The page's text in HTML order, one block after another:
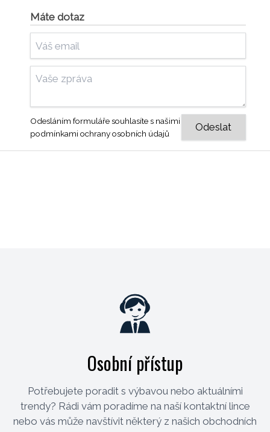
Máte dotaz
Odesláním formuláře souhlasíte s našimi
podmínkami ochrany osobních údajů
Osobní přístup
Potřebujete poradit s výbavou nebo aktuálními
trendy? Rádi vám poradíme na naší kontaktní lince
nebo vás může navštívit některý z našich obchodních